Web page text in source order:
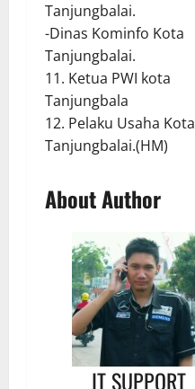
Tanjungbalai.
-Dinas Kominfo Kota
Tanjungbalai.
11. Ketua PWI kota
Tanjungbala
12. Pelaku Usaha Kota
Tanjungbalai.(HM)
About Author
IT SUPPORT